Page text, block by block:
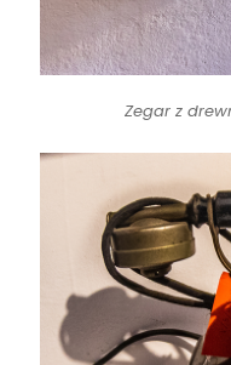
Zegar z